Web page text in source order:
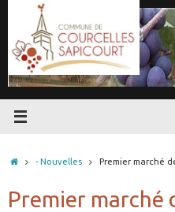
contenu
Accueil
- Nouvelles Premier marché
Premier marché